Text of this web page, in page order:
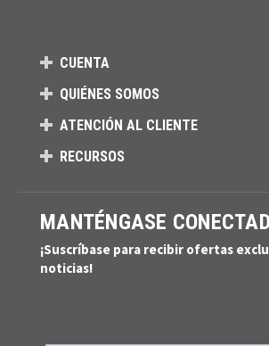
CUENTA
QUIÉNES SOMOS
ATENCIÓN AL CLIENTE
RECURSOS
MANTÉNGASE
¡Suscríbase para recibir ofertas
noticias!